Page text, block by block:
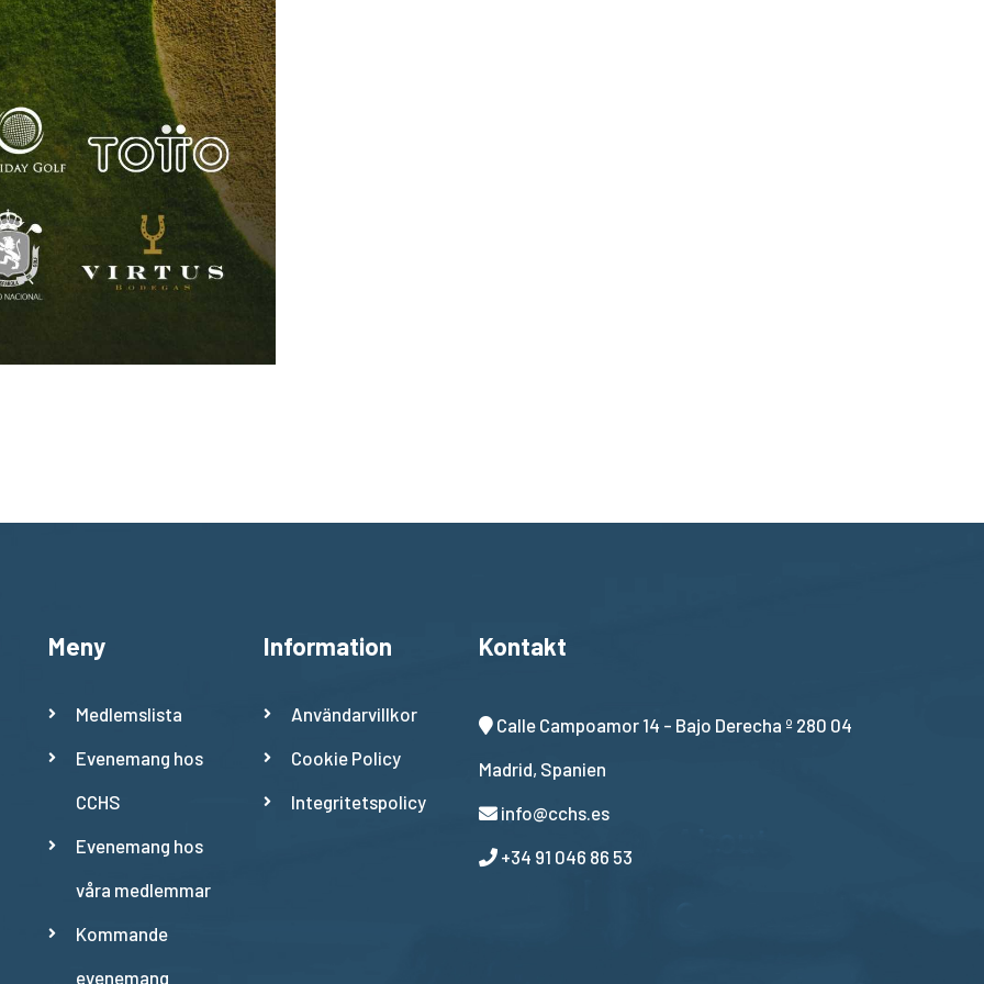
Meny
Medlemslista
Evenemang hos
CCHS
Evenemang hos
våra medlemmar
Kommande
evenemang
Information
Användarvillkor
Cookie Policy
Integritetspolicy
Kontakt
Calle Campoamor 14 - Bajo Derecha º 280 04
Madrid, Spanien
info@cchs.es
+34 91 046 86 53